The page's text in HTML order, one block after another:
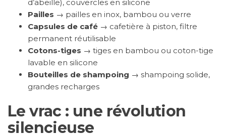
d’abeille), couvercles en silicone
Pailles → pailles en inox, bambou ou verre
Capsules de café → cafetière à piston, filtre
permanent réutilisable
Cotons-tiges → tiges en bambou ou coton-tige
lavable en silicone
Bouteilles de shampoing → shampoing solide,
grandes recharges
Le vrac : une révolution
silencieuse